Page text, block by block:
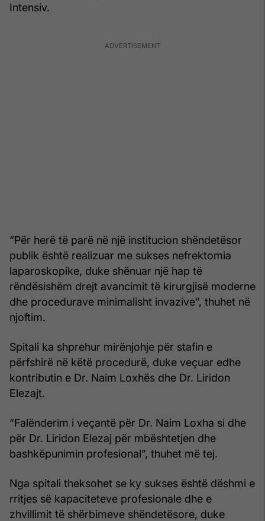
Intensiv.
“Për herë të parë në një institucion shëndetësor
publik është realizuar me sukses nefrektomia
laparoskopike, duke shënuar një hap të
rëndësishëm drejt avancimit të kirurgjisë moderne
dhe procedurave minimalisht invazive”, thuhet në
njoftim.
Spitali ka shprehur mirënjohje për stafin e
përfshirë në këtë procedurë, duke veçuar edhe
kontributin e Dr. Naim Loxhës dhe Dr. Liridon
Elezajt.
“Falënderim i veçantë për Dr. Naim Loxha si dhe
për Dr. Liridon Elezaj për mbështetjen dhe
bashkëpunimin profesional”, thuhet më tej.
Nga spitali theksohet se ky sukses është dëshmi e
rritjes së kapaciteteve profesionale dhe e
zhvillimit të shërbimeve shëndetësore, duke